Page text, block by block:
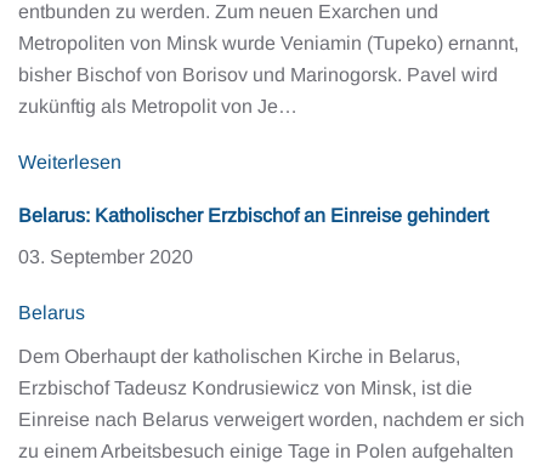
entbunden zu werden. Zum neuen Exarchen und
Metropoliten von Minsk wurde Veniamin (Tupeko) ernannt,
bisher Bischof von Borisov und Marinogorsk. Pavel wird
zukünftig als Metropolit von Je…
Weiterlesen
Belarus: Katholischer Erzbischof an Einreise gehindert
03. September 2020
Belarus
Dem Oberhaupt der katholischen Kirche in Belarus,
Erzbischof Tadeusz Kondrusiewicz von Minsk, ist die
Einreise nach Belarus verweigert worden, nachdem er sich
zu einem Arbeitsbesuch einige Tage in Polen aufgehalten